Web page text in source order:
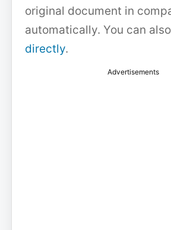
original document in
automatically. You can also
directly.
Advertisements